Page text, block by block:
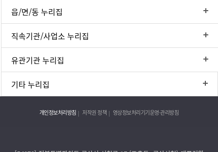
읍/면/동 누리집
직속기관/사업소 누리집
유관기관 누리집
기타 누리집
개인정보처리방침 저작권 정책 영상정보처리기기운영·관리방침